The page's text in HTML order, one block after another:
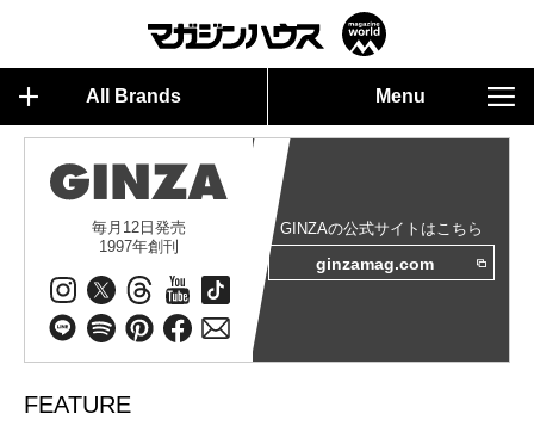
All Brands Menu
毎月12日発売
1997年創刊
GINZAの公式サイトはこちら
ginzamag.com
FEATURE